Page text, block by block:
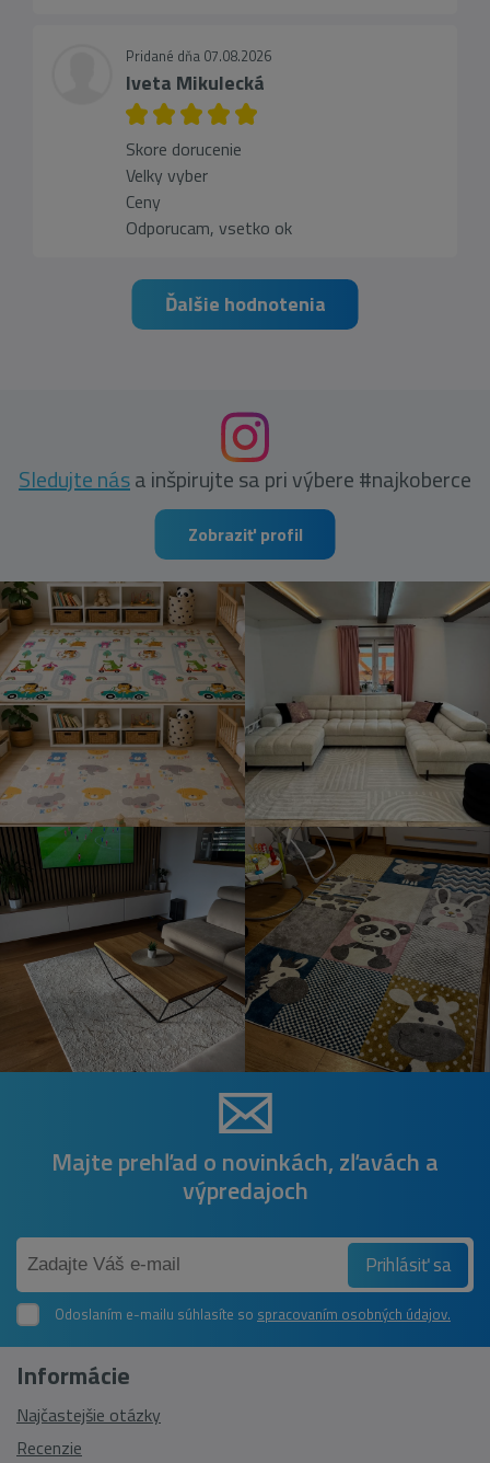
Pridané dňa 07.08.2026
Iveta Mikulecká
Skore dorucenie
Velky vyber
Ceny
Odporucam, vsetko ok
Ďalšie hodnotenia
Sledujte nása inšpirujte sa pri výbere #najkoberce
Zobraziť profil
Majte prehľad o novinkách, zľavách a
výpredajoch
Prihlásiť sa
Odoslaním e-mailu súhlasíte so spracovaním osobných údajov.
Informácie
Najčastejšie otázky
Recenzie